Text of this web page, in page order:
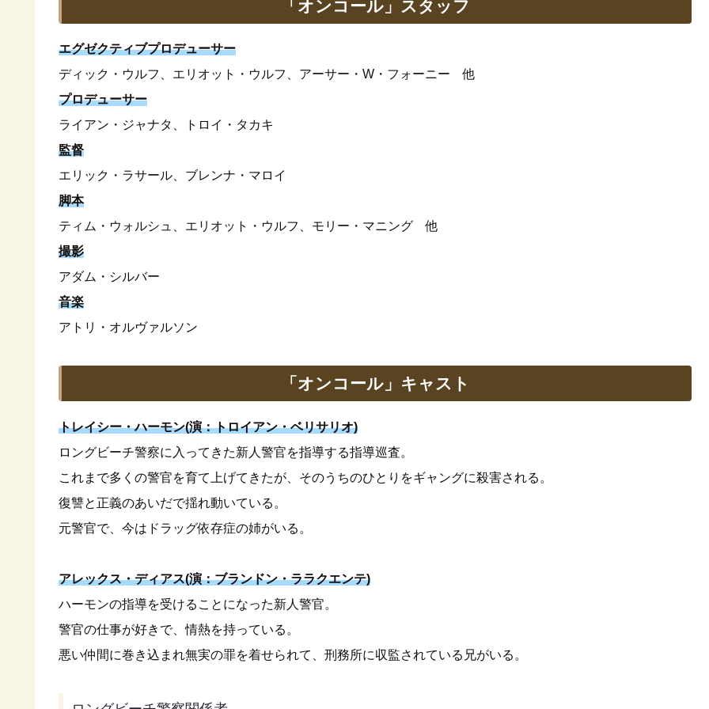
「オンコール」スタッフ
エグゼクティブプロデューサー
ディック・ウルフ、エリオット・ウルフ、アーサー・W・フォーニー 他
プロデューサー
ライアン・ジャナタ、トロイ・タカキ
監督
エリック・ラサール、ブレンナ・マロイ
脚本
ティム・ウォルシュ、エリオット・ウルフ、モリー・マニング 他
撮影
アダム・シルバー
音楽
アトリ・オルヴァルソン
「オンコール」キャスト
トレイシー・ハーモン(演：トロイアン・ベリサリオ)
ロングビーチ警察に入ってきた新人警官を指導する指導巡査。
これまで多くの警官を育て上げてきたが、そのうちのひとりをギャングに殺害される。
復讐と正義のあいだで揺れ動いている。
元警官で、今はドラッグ依存症の姉がいる。
アレックス・ディアス(演：ブランドン・ララクエンテ)
ハーモンの指導を受けることになった新人警官。
警官の仕事が好きで、情熱を持っている。
悪い仲間に巻き込まれ無実の罪を着せられて、刑務所に収監されている兄がいる。